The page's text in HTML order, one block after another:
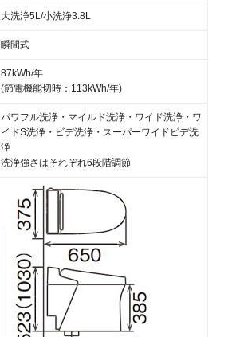
大洗浄5L/小洗浄3.8L
瞬間式
87kWh/年
(節電機能切時：113kWh/年)
パワフル洗浄・マイルド洗浄・ワイド洗浄・ワ
イドS洗浄・ビデ洗浄・スーパーワイドビデ洗
浄
洗浄強さはそれぞれ6段階調節